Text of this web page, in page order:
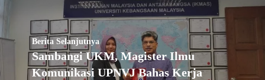
Berita Selanjutnya
Sambangi UKM, Magister Ilmu
Komunikasi UPNVJ Bahas Kerja